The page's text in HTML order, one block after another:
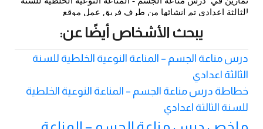
يبحث الأشخاص أيضًا عن:
درس مناعة الجسم – المناعة النوعية الخلطية للسنة
الثالثة اعدادي
خطاطة درس مناعة الجسم – المناعة النوعية الخلطية
للسنة الثالثة اعدادي